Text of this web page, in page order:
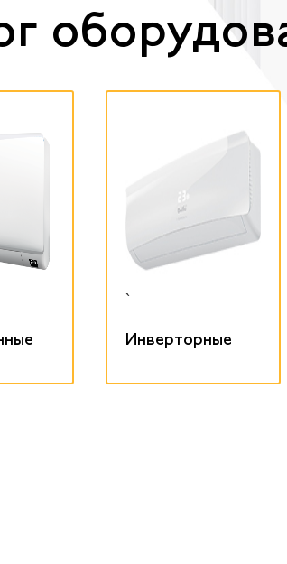
`
Инверторные